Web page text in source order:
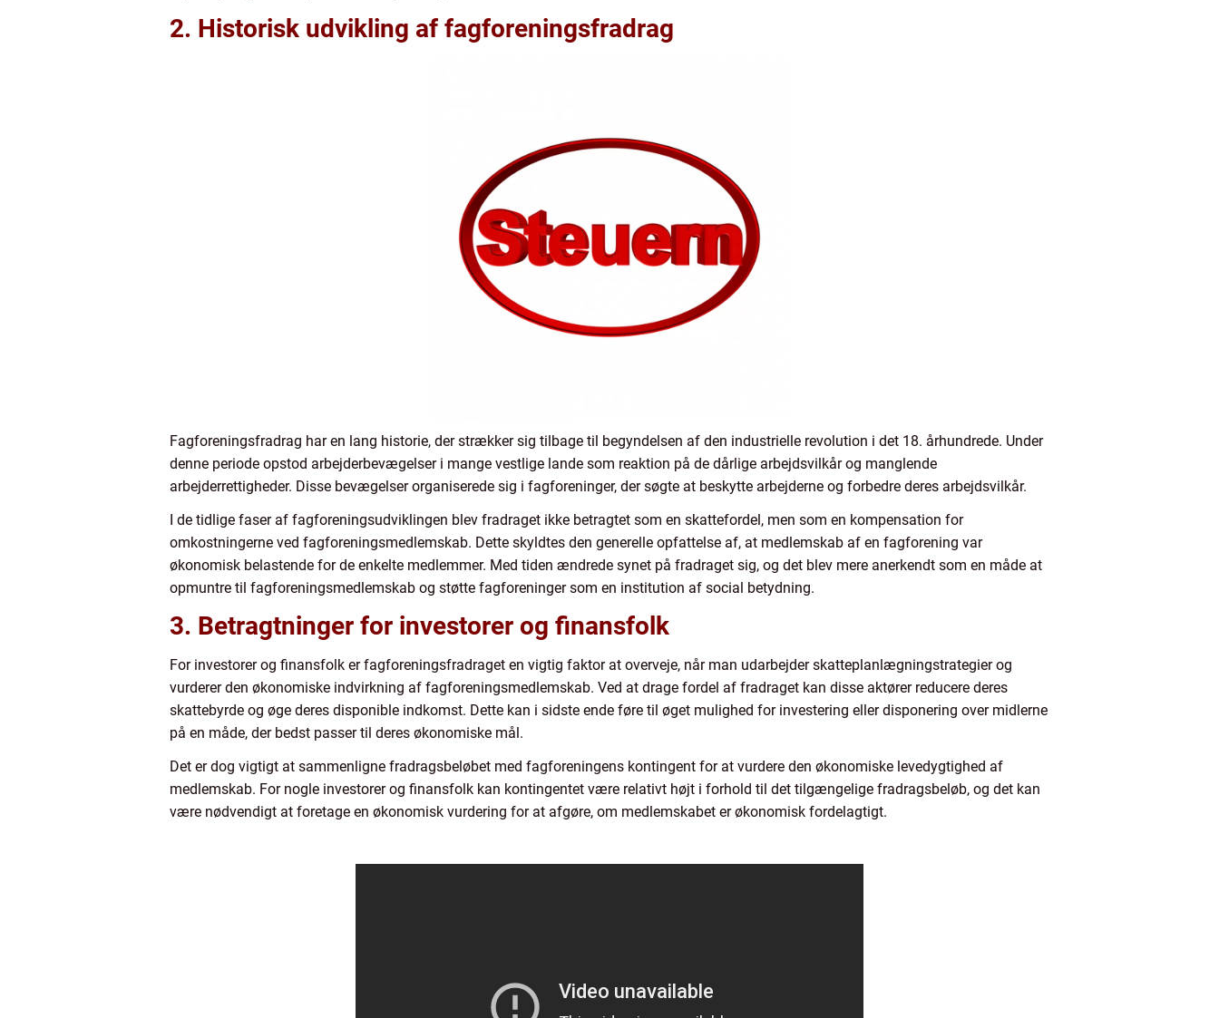
2. Historisk udvikling af fagforeningsfradrag
Fagforeningsfradrag har en lang historie, der strækker sig tilbage til begyndelsen af den industrielle revolution i det 18. århundrede. Under
denne periode opstod arbejderbevægelser i mange vestlige lande som reaktion på de dårlige arbejdsvilkår og manglende
arbejderrettigheder. Disse bevægelser organiserede sig i fagforeninger, der søgte at beskytte arbejderne og forbedre deres arbejdsvilkår.
I de tidlige faser af fagforeningsudviklingen blev fradraget ikke betragtet som en skattefordel, men som en kompensation for
omkostningerne ved fagforeningsmedlemskab. Dette skyldtes den generelle opfattelse af, at medlemskab af en fagforening var
økonomisk belastende for de enkelte medlemmer. Med tiden ændrede synet på fradraget sig, og det blev mere anerkendt som en måde at
opmuntre til fagforeningsmedlemskab og støtte fagforeninger som en institution af social betydning.
3. Betragtninger for investorer og finansfolk
For investorer og finansfolk er fagforeningsfradraget en vigtig faktor at overveje, når man udarbejder skatteplanlægningstrategier og
vurderer den økonomiske indvirkning af fagforeningsmedlemskab. Ved at drage fordel af fradraget kan disse aktører reducere deres
skattebyrde og øge deres disponible indkomst. Dette kan i sidste ende føre til øget mulighed for investering eller disponering over midlerne
på en måde, der bedst passer til deres økonomiske mål.
Det er dog vigtigt at sammenligne fradragsbeløbet med fagforeningens kontingent for at vurdere den økonomiske levedygtighed af
medlemskab. For nogle investorer og finansfolk kan kontingentet være relativt højt i forhold til det tilgængelige fradragsbeløb, og det kan
være nødvendigt at foretage en økonomisk vurdering for at afgøre, om medlemskabet er økonomisk fordelagtigt.